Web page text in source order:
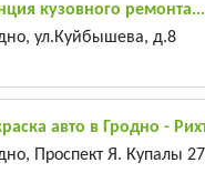
кузовного ремонта...
ул.Куйбышева, д.8
авто в Гродно -
Проспект Я. Купалы